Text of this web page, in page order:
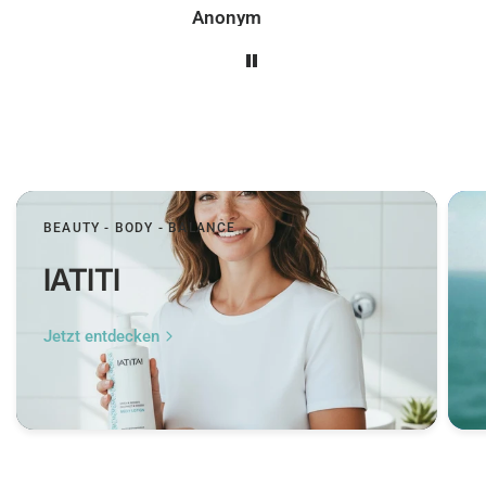
Peer
BEAUTY - BODY - BALANCE
IATITI
Jetzt entdecken